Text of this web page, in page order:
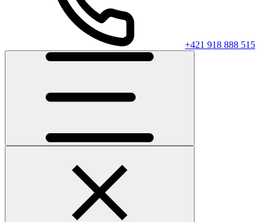
+421 918 888 515